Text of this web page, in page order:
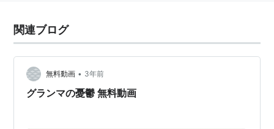
関連ブログ
無料動画 • 3年前
グランマの憂鬱 無料動画